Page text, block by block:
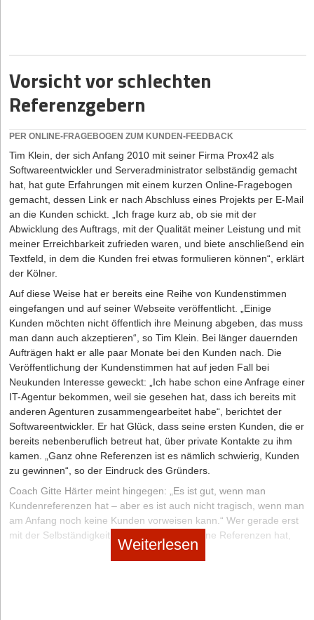
Gründerboom ein Warnsignal ist
18.05.2026|Strategien
Den direkten Draht zum Erzeuger aufbauen
13.05.2026|Branding
Was macht das „perfekte Give-away“ auf einer
Messe aus?
Abgegriffene Taschen mit abgenutzten Ecken wirken sofort
Freude und gutem Gewissen in die Hand nehmen? Kontrollieren
Ihnen selbst gefallen, sondern auch den Kunden. Zu einem
großen, erfolgreichen Unternehmen gehört der Koffer mit
eingedrucktem Firmenlogo und evtl. in der Hausfarbe des
Betriebes. Bedenken Sie: Die meisten Kunden nehmen Ihre
Tasche ganz bewusst wahr.
Achten Sie auf Sauberkeit und lassen Sie von Ihrem letzten
Besuch nichts zum Vorschein kommen. Lassen Sie beim
Schreiben den Block in der Mappe. Das macht einen kompletten
Eindruck. Wenn Sie Ihre Tasche oder den Koffer öffnen, schaut der
Kunde mit hinein. Billige Boulevard-Zeitungen dürfen jetzt nicht
zum Vorschein kommen. Ziehen Sie anspruchsvolle
Wirtschaftszeitungen vor. Verzichten Sie auf Aufkleber auf der
Mappe. Selbstverständlich nehmen Sie Mappe oder Koffer immer
in die linke Hand. So bleibt die rechte Hand „trocken“ und kann bei
Begrüßung und Verabschieden dem Kunden angeboten werden.
BEHALTEN SIE DIE REGIE
Legen Sie nicht gleich zu Beginn alle Ihre Unterlagen aus der
Tasche auf den Tisch. Ihr Kunde würde sich dann visuell gleich auf
die Unterlagen „stürzen“. Es ist viel besser, wenn Sie sich erst
einmal auf den Kunden konzentrieren und sich selbst nicht gleich
mit dem eifrigen Hervorholen von Preislisten und Prospekten
befassen. Was Sie im Gespräch notieren, machen Sie für den
Kunden transparent. Wenn Sie nebeneinander sitzen, kann der
Kunde gleich sehen, was Sie festhalten. Deswegen ist es immer
besser, wenn Sie neben dem Kunden sitzen und nicht gegenüber.
Vorsicht vor schlechten
Referenzgebern
PER ONLINE-FRAGEBOGEN ZUM KUNDEN-FEEDBACK
Tim Klein, der sich Anfang 2010 mit seiner Firma Prox42 als
Softwareentwickler und Serveradministrator selbständig gemacht
hat, hat gute Erfahrungen mit einem kurzen Online-Fragebogen
gemacht, dessen Link er nach Abschluss eines Projekts per E-Mail
an die Kunden schickt. „Ich frage kurz ab, ob sie mit der
Abwicklung des Auftrags, mit der Qualität meiner Leistung und mit
meiner Erreichbarkeit zufrieden waren, und biete anschließend ein
Textfeld, in dem die Kunden frei etwas formulieren können“, erklärt
der Kölner.
Auf diese Weise hat er bereits eine Reihe von Kundenstimmen
eingefangen und auf seiner Webseite veröffentlicht. „Einige
Kunden möchten nicht öffentlich ihre Meinung abgeben, das muss
man dann auch akzeptieren“, so Tim Klein. Bei länger dauernden
Aufträgen hakt er alle paar Monate bei den Kunden nach. Die
Veröffentlichung der Kundenstimmen hat auf jeden Fall bei
Neukunden Interesse geweckt: „Ich habe schon eine Anfrage einer
IT-Agentur bekommen, weil sie gesehen hat, dass ich bereits mit
anderen Agenturen zusammengearbeitet habe“, berichtet der
Softwareentwickler. Er hat Glück, dass seine ersten Kunden, die er
bereits nebenberuflich betreut hat, über private Kontakte zu ihm
kamen. „Ganz ohne Referenzen ist es nämlich schwierig, Kunden
zu gewinnen“, so der Eindruck des Gründers.
Coach Gitte Härter meint hingegen: „Es ist gut, wenn man
Kundenreferenzen hat – aber es ist auch nicht tragisch, wenn man
am Anfang noch keine Kunden vorweisen kann.“ Wer gerade erst
mit der Selbständigkeit beginnt und noch keine Referenzen hat,
sollte stattdessen mit einem guten Unternehmensauftritt punkten.
Sein Licht nicht unter den Scheffel stellen und sich kompetent
Weiterlesen